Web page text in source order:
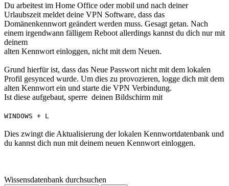
Du arbeitest im Home Office oder mobil und nach deiner
Urlaubszeit meldet deine VPN Software, dass das
Domänenkennwort geändert werden muss. Gesagt getan. Nach
einem irgendwann fälligem Reboot allerdings kannst du dich nur mit
deinem
alten Kennwort einloggen, nicht mit dem Neuen.
Grund hierfür ist, dass das Neue Passwort nicht mit dem lokalen
Profil gesynced wurde. Um dies zu provozieren, logge dich mit dem
alten Kennwort ein und starte die VPN Verbindung.
Ist diese aufgebaut, sperre deinen Bildschirm mit
WINDOWS + L
Dies zwingt die Aktualisierung der lokalen Kennwortdatenbank und
du kannst dich nun mit deinem neuen Kennwort einloggen.
Wissensdatenbank durchsuchen